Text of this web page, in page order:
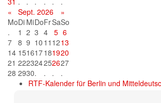
«
Sept. 2026
»
MoDi MiDoFrSaSo
.
1 2 3 4 5 6
7 8 9 10 11 1213
14 151617181920
21 222324252627
28 2930. . .
.
RTF-Kalender für Berlin und